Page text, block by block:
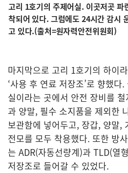
고리 1호기의 주제어실. 이곳저곳 파
착되어 있다. 그럼에도 24시간 감시
고 있다.(출처=원자력안전위원회)
마지막으로 고리 1호기의 하이
‘사용 후 연료 저장조’로 향했
실이라는 곳에서 안전 장비를
과 양말, 필수 소지품을 제외한
보관함에 넣어두고, 장갑, 양말,
전모를 모두 착용했다. 또한 방
는 ADR(자동선량계)과 TLD(열
저장조로 들어갈 수 있었다.